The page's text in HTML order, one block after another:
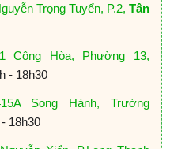
Trọng Tuyển, P.2, Tân
Cộng Hòa, Phường 13,
- 18h30
Song Hành, Trường
18h30